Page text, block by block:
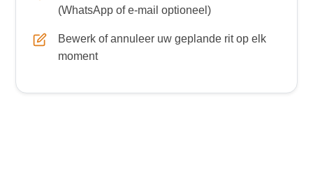
(WhatsApp of e-mail optioneel)
Bewerk of annuleer uw geplande rit op elk
moment